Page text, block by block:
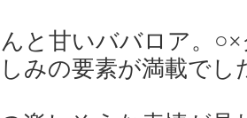
と甘いババロア。
みの要素が満載でし